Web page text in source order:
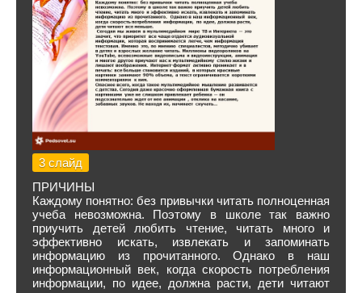
3 слайд
ПРИЧИНЫ
Каждому понятно: без привычки читать полноценная
учеба невозможна. Поэтому в школе так важно
приучить детей любить чтение, читать много и
эффективно искать, извлекать и запоминать
информацию из прочитанного. Однако в наш
информационный век, когда скорость потребления
информации, по идее, должна расти, дети читают